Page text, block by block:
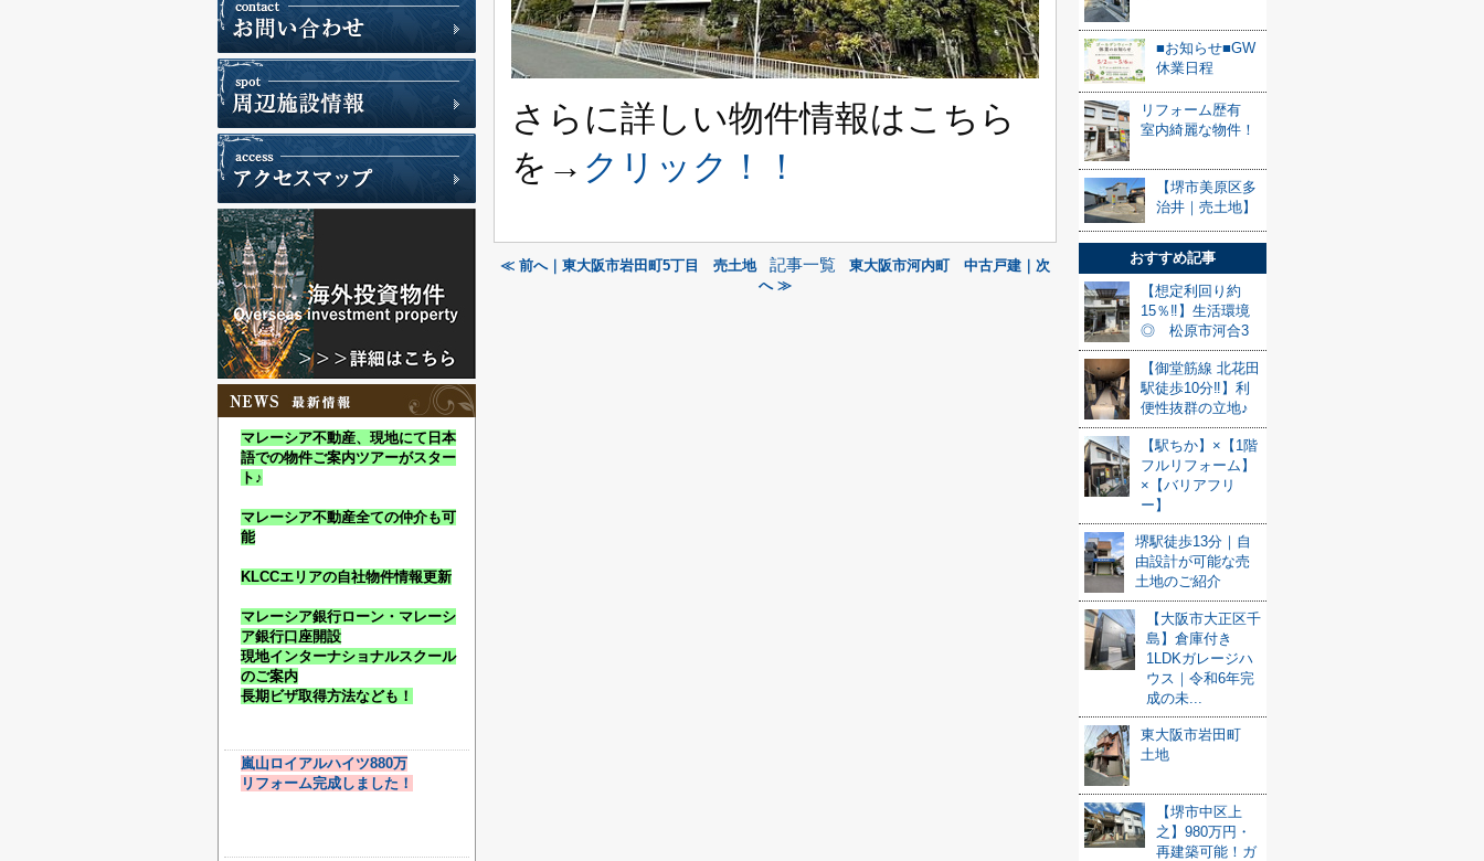
さらに詳しい物件情報はこちら
を→ クリック！！
≪ 前へ｜東大阪市岩田町5丁目 売土地 記事一覧
東大阪市河内町 中古戸建｜次
へ ≫
■お知らせ■GW
休業日程
リフォーム歴有
室内綺麗な物件！
【堺市美原区多
治井｜売土地】
おすすめ記事
【想定利回り約
15％‼】生活環境
◎ 松原市河合3
【御堂筋線 北花田
駅徒歩10分‼】利
便性抜群の立地♪
【駅ちか】×【1階
フルリフォーム】
×【バリアフリ
ー】
堺駅徒歩13分｜自
由設計が可能な売
土地のご紹介
【大阪市大正区千
島】倉庫付き
1LDKガレージハ
ウス｜令和6年完
成の未...
東大阪市岩田町
土地
【堺市中区上
之】980万円・
再建築可能！ガ
マレーシア不動産、現地にて日本
語での物件ご案内ツアーがスター
ト♪
マレーシア不動産全ての仲介も可
能
KLCCエリアの自社物件情報更新
マレーシア銀行ローン・マレーシ
ア銀行口座開設
現地インターナショナルスクール
のご案内
長期ビザ取得方法なども！
嵐山ロイアルハイツ880万
リフォーム完成しました！